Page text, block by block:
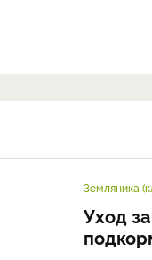
Земляника
Уход